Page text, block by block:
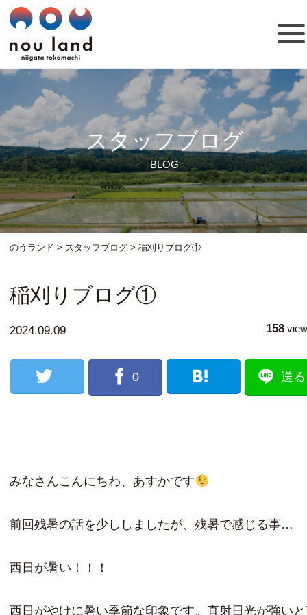
スタッフブログ
BLOG
のうランド > スタッフブログ >稲刈りブログ①
稲刈りブログ①
2024.09.09 158view
0 送る
みなさんこんにちわ、あすかです
前回残暑の話を少ししましたが、残暑で感じる事…
西日が暑い！！！
西日がやけに暑い季節な印象です。直射日光が強い